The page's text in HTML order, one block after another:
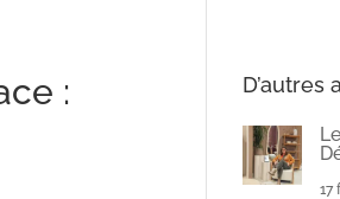
:
D’autres
17